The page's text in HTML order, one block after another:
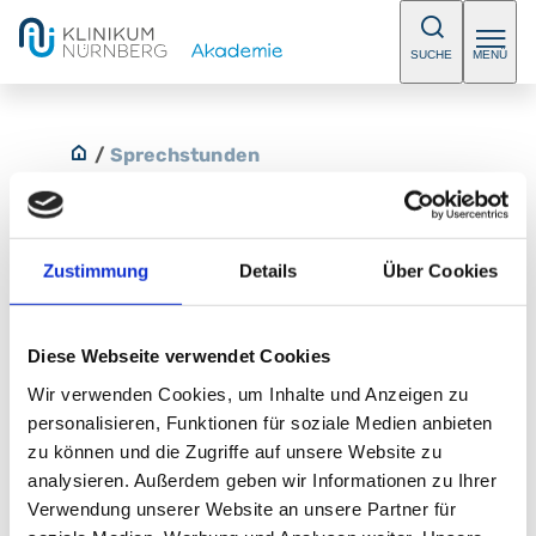
Zustimmung Details Über Cookies
Diese Webseite verwendet Cookies
Wir verwenden Cookies, um Inhalte und Anzeigen zu
personalisieren, Funktionen für soziale Medien anbieten
zu können und die Zugriffe auf unsere Website zu
analysieren. Außerdem geben wir Informationen zu Ihrer
Verwendung unserer Website an unsere Partner für
SUCHE MENÜ
/ Sprechstunden
Zweitmeinungssprechstunde
Bitte vereinbaren Sie einen Termin.
E-Mail: urologie@klinikum-nuernberg.de
Telefon: +49 (0) 911 398-2372
Urologische Klinik